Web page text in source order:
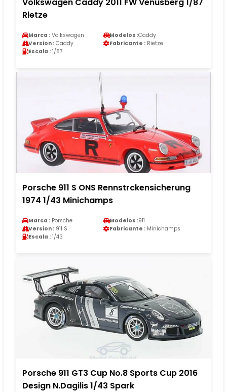
Rietze
Marca : Volkswagen Modelos :Caddy
Version : Caddy Fabricante : Rietze
Escala : 1/87
Porsche 911 S ONS Rennstrckensicherung
1974 1/43 Minichamps
Marca : Porsche Modelos :911
Version : 911 S Fabricante : Minichamps
Escala : 1/43
Porsche 911 GT3 Cup No.8 Sports Cup 2016
Design N.Dagilis 1/43 Spark